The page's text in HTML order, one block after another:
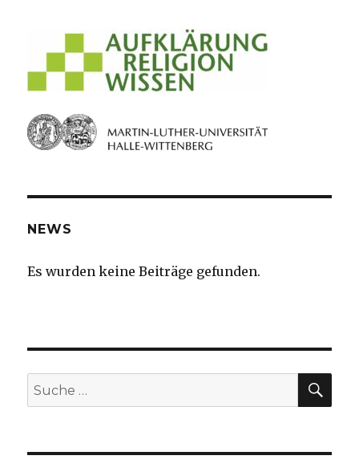
NEWS
Es wurden keine Beiträge gefunden.
Suche
nach: